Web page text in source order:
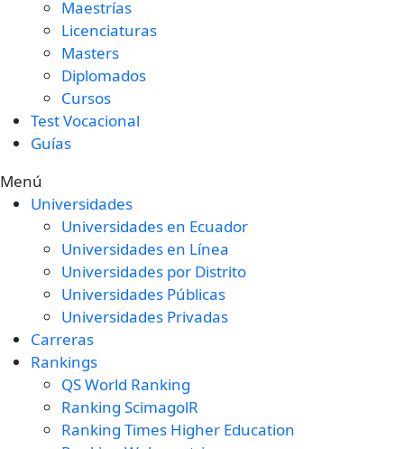
Maestrías
Licenciaturas
Masters
Diplomados
Cursos
Test Vocacional
Guías
Menú
Universidades
Universidades en Ecuador
Universidades en Línea
Universidades por Distrito
Universidades Públicas
Universidades Privadas
Carreras
Rankings
QS World Ranking
Ranking ScimagolR
Ranking Times Higher Education